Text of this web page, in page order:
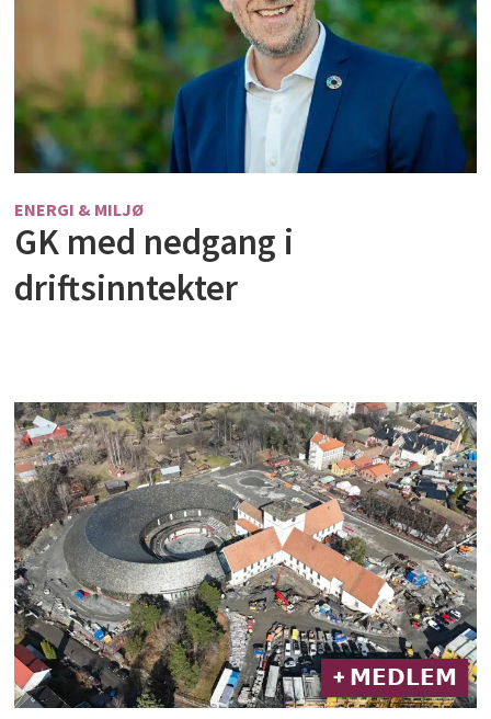
ENERGI & MILJØ
GK med nedgang i
driftsinntekter
+ 𝗠𝗘𝗗𝗟𝗘𝗠